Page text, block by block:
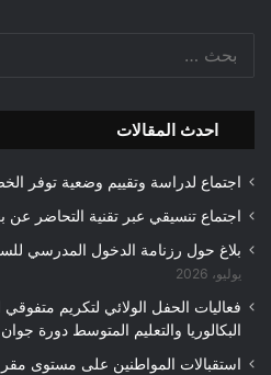
احدث المقالات
اجتماع لدراسة وتقييم وضعية توفر
اجتماع تنسيقي عبر تقنية التحاضر عن
بلاغ حول رزنامة الدخول المدرسي للسنة
يوليو، 2026
فعاليات الحفل الولائي لتكريم
البكالوريا والتعليم المتوسط دورة جوان 2026
استقبالات المواطنين على مستوى مقر